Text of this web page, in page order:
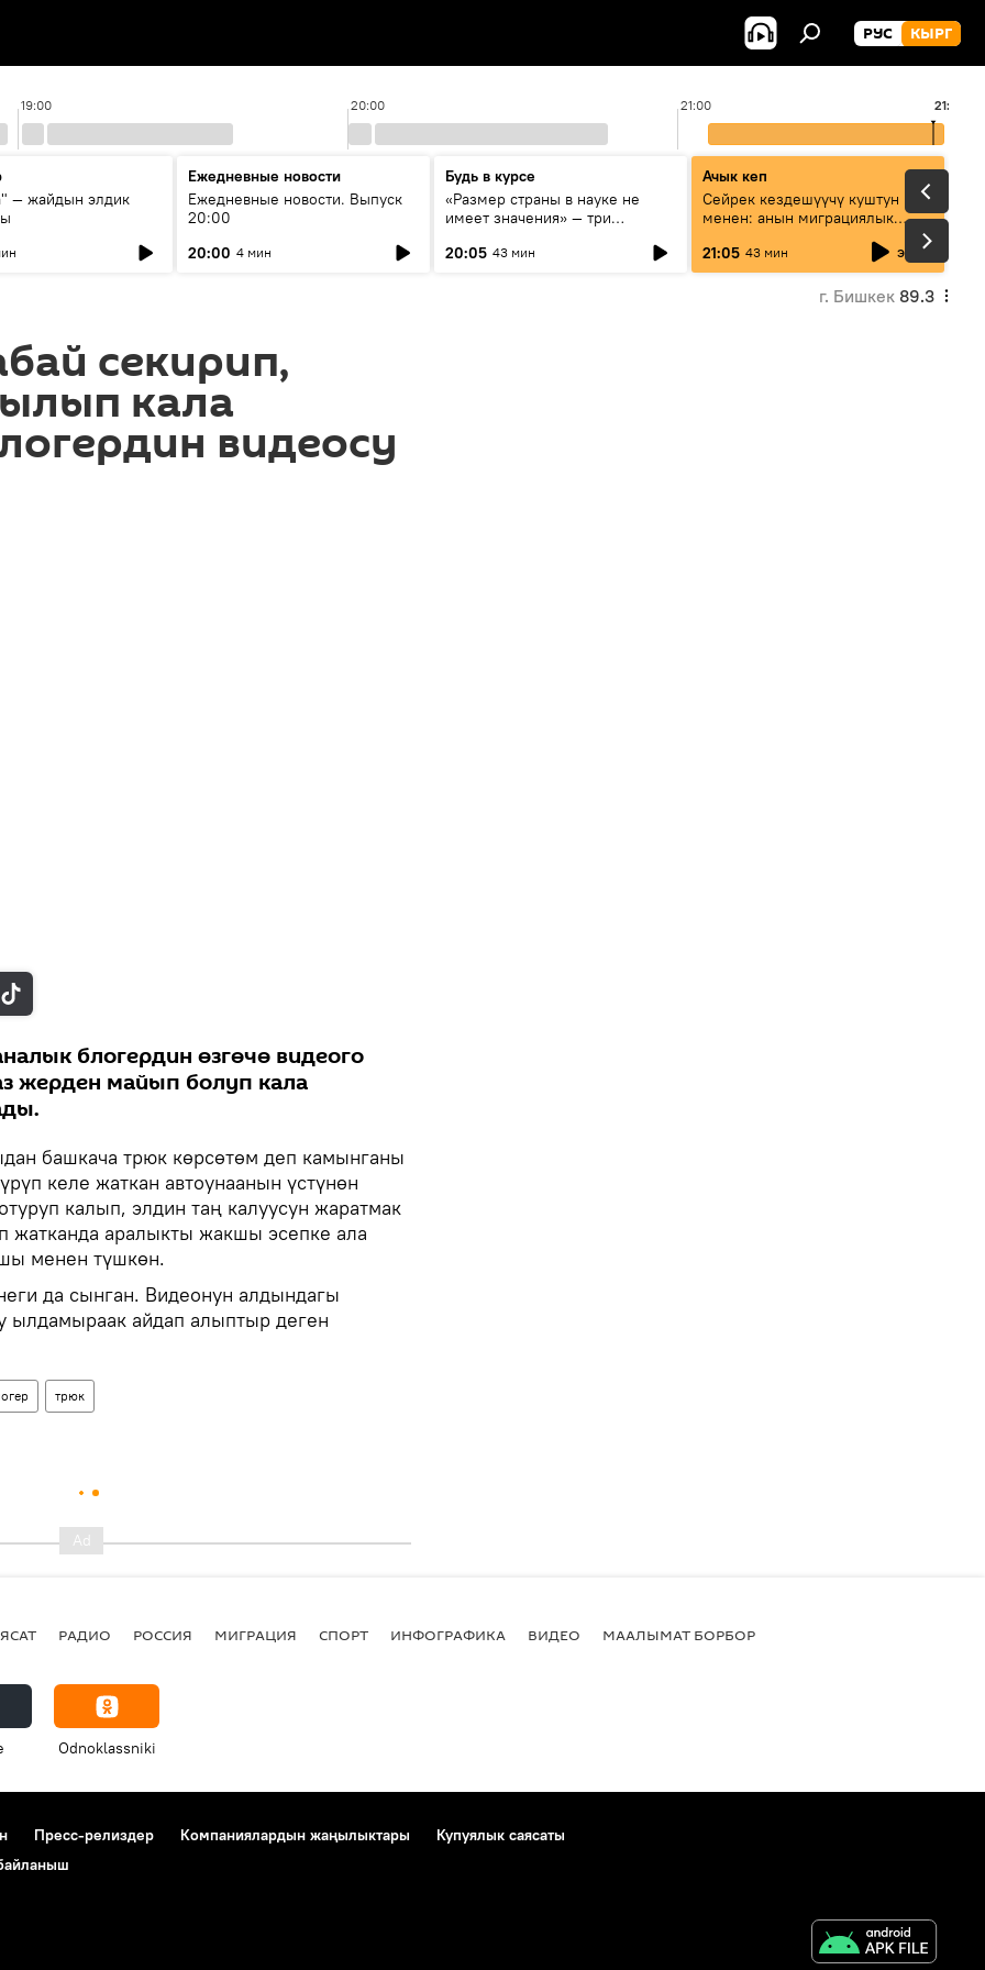
РУС КЫРГ
19:00 20:00 21:00 21:46
— жайдын элдик
Ежедневные новости
Ежедневные новости. Выпуск
20:00
20:00 4 мин
Будь в курсе
«Размер страны в науке не
имеет значения» — три
России и Кыргызстана в
20:05 43 мин
Ачык кеп
Сейрек кездешүүчү куштун изи
менен: анын миграциялык
жолу эмнеден кабар берет?
21:05 43 мин эфир
г. Бишкек 89.3
секирип,
кала
видеосу
блогердин өзгөчө видеого
жерден майып болуп кала
башкача трюк көрсөтөм деп камынганы
келе жаткан автоунаанын үстүнөн
калып, элдин таң калуусун жаратмак
жатканда аралыкты жакшы эсепке ала
менен түшкөн.
да сынган. Видеонун алдындагы
ылдамыраак айдап алыптыр деген
трюк
РАДИО РОССИЯ МИГРАЦИЯ СПОРТ ИНФОГРАФИКА ВИДЕО МААЛЫМАТ БОРБОР
Odnoklassniki
Пресс-релиздер Компаниялардын жаңылыктары
Купуялык саясаты